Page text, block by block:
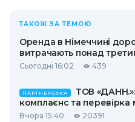
ТАКОЖ ЗА ТЕМОЮ
Оренда в Німеччині
витрачають понад
Сьогодні 16:02 439
ПАРТНЕРСЬКА
ТОВ
комплаєнс та перевірка
Вчора 15:40 20391